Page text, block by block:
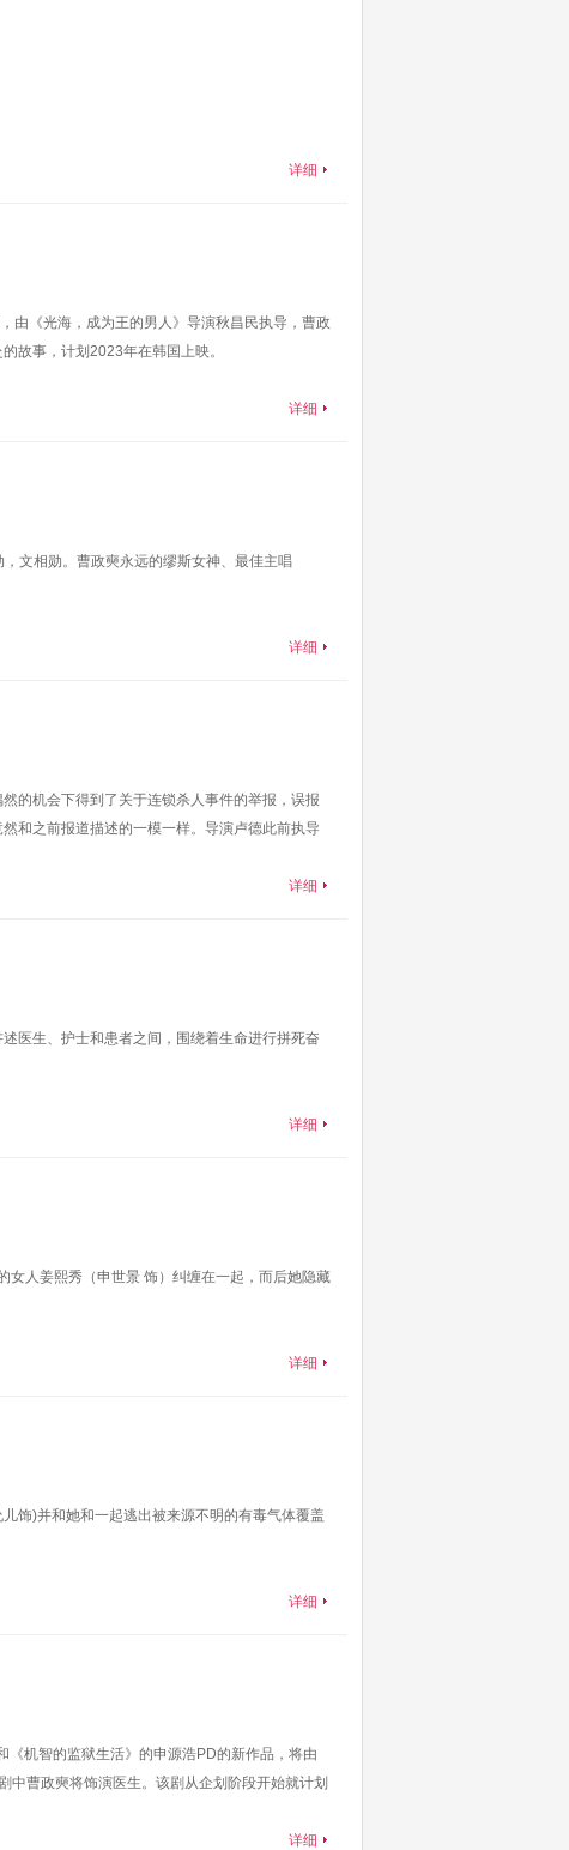
详细
由《光海，成为王的男人》导演秋昌民执导，曹政
故事，计划2023年在韩国上映。
详细
文相勋。曹政奭永远的缪斯女神、最佳主唱
详细
的机会下得到了关于连锁杀人事件的举报，误报
和之前报道描述的一模一样。导演卢德此前执导
详细
医生、护士和患者之间，围绕着生命进行拼死奋
详细
女人姜熙秀（申世景 饰）纠缠在一起，而后她隐藏
详细
饰)并和她和一起逃出被来源不明的有毒气体覆盖
详细
机智的监狱生活》的申源浩PD的新作品，将由
曹政奭将饰演医生。该剧从企划阶段开始就计划
详细